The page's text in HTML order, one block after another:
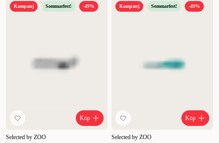
Kampanj Sommarfest! -49%
Köp
Selected by ZOO
Kampanj Sommarfest! -49%
Köp
Selected by ZOO